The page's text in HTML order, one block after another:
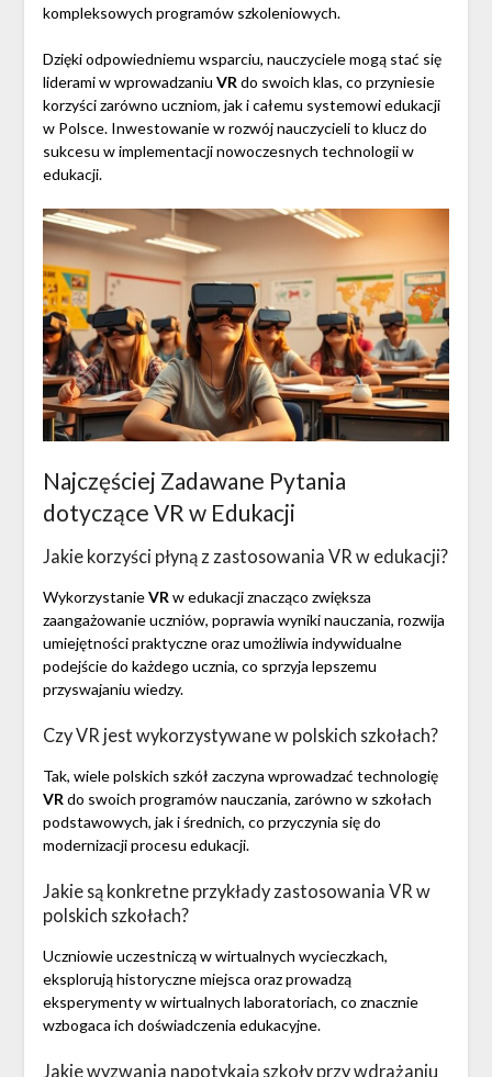
kompleksowych programów szkoleniowych.
Dzięki odpowiedniemu wsparciu, nauczyciele mogą stać się
liderami w wprowadzaniu VR do swoich klas, co przyniesie
korzyści zarówno uczniom, jak i całemu systemowi edukacji
w Polsce. Inwestowanie w rozwój nauczycieli to klucz do
sukcesu w implementacji nowoczesnych technologii w
edukacji.
Najczęściej Zadawane Pytania
dotyczące VR w Edukacji
Jakie korzyści płyną z zastosowania VR w edukacji?
WykorzystanieVR w edukacji znacząco zwiększa
zaangażowanie uczniów, poprawia wyniki nauczania, rozwija
umiejętności praktyczne oraz umożliwia indywidualne
podejście do każdego ucznia, co sprzyja lepszemu
przyswajaniu wiedzy.
Czy VR jest wykorzystywane w polskich szkołach?
Tak, wiele polskich szkół zaczyna wprowadzać technologię
VR do swoich programów nauczania, zarówno w szkołach
podstawowych, jak i średnich, co przyczynia się do
modernizacji procesu edukacji.
Jakie są konkretne przykłady zastosowania VR w
polskich szkołach?
Uczniowie uczestniczą w wirtualnych wycieczkach,
eksplorują historyczne miejsca oraz prowadzą
eksperymenty w wirtualnych laboratoriach, co znacznie
wzbogaca ich doświadczenia edukacyjne.
Jakie wyzwania napotykają szkoły przy wdrażaniu